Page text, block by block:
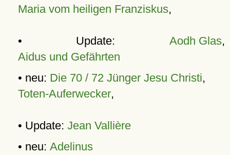
Maria vom heiligen Franziskus,
• Update: Aodh Glas,
Aidus und Gefährten
• neu: Die 70 / 72 Jünger Jesu Christi,
Toten-Auferwecker,
• Update: Jean Vallière
• neu: Adelinus